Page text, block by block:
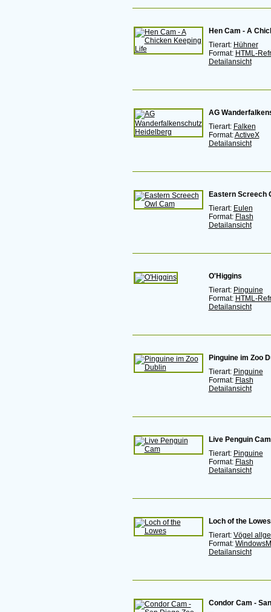
Hen Cam - A
Tierart: Hühner
Format: HTML-
Detailansicht
AG
Tierart: Falken
Format:ActiveX
Detailansicht
Eastern Screech
Tierart: Eulen
Format: Flash
Detailansicht
O'Higgins
Tierart: Pinguine
Format: HTML-
Detailansicht
Pinguine im Zoo
Tierart: Pinguine
Format: Flash
Detailansicht
Live Penguin Cam
Tierart: Pinguine
Format: Flash
Detailansicht
Loch of the Lowes
Tierart: Vögel
Format:
Detailansicht
Condor Cam -